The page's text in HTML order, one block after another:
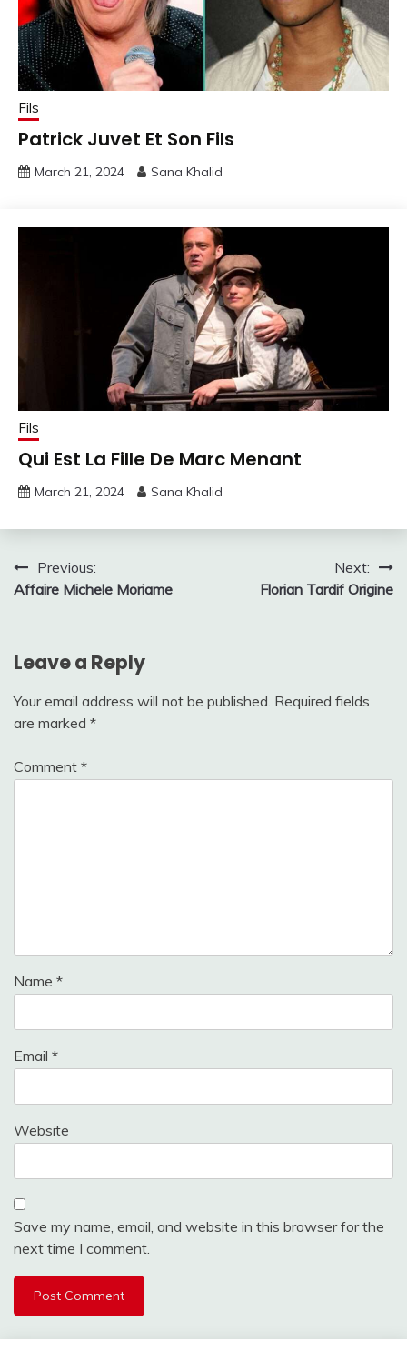
Fils
Patrick Juvet Et Son Fils
March 21, 2024 Sana Khalid
Fils
Qui Est La Fille De Marc Menant
March 21, 2024 Sana Khalid
Post
navigation
Previous:
Affaire Michele Moriame
Next:
Florian Tardif Origine
Leave a Reply
Your email address will not be published. Required fields
are marked *
Comment *
Name *
Email *
Website
Save my name, email, and website in this browser for the
next time I comment.